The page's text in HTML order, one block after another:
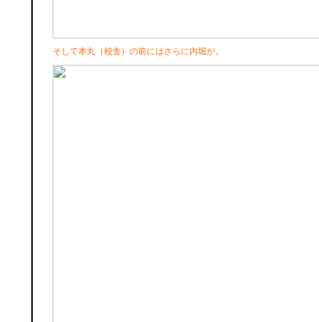
そして本丸（校舎）の前にはさらに内堀が。